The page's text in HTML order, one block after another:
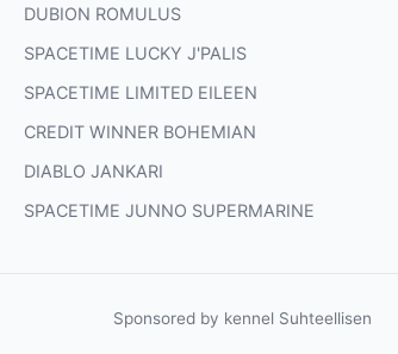
DUBION ROMULUS
SPACETIME LUCKY J'PALIS
SPACETIME LIMITED EILEEN
CREDIT WINNER BOHEMIAN
DIABLO JANKARI
SPACETIME JUNNO SUPERMARINE
Sponsored by kennel Suhteellisen